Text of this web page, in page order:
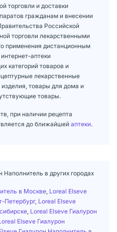
торговли и доставки
гражданам и внесении
Российской
торговли лекарственными
применения дистанционным
аптеки
категорий товаров и
лекарственные
товары для дома и
товары.
при наличии рецепта
до ближайшей аптеки.
в других городах
в Москве Loreal Elseve
Петербург, Loreal Elseve
Loreal Elseve Гиалурон
Elseve Гиалурон